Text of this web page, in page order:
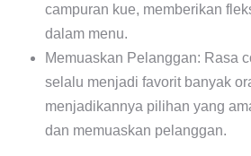
campuran kue, memberikan
dalam menu.
Memuaskan Pelanggan: Rasa
selalu menjadi favorit banyak
menjadikannya pilihan yang
dan memuaskan pelanggan.